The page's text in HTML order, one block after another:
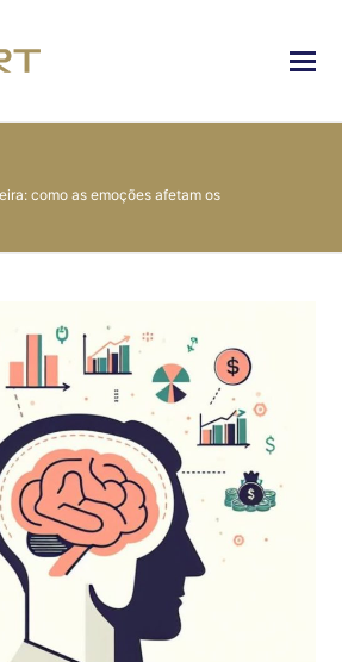
como as emoções afetam os